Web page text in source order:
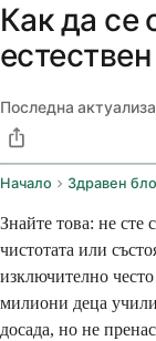
Как да се
Последна
Начало Здравен
Знайте това: не
чистотата или
изключително често
милиони деца
досада, но не